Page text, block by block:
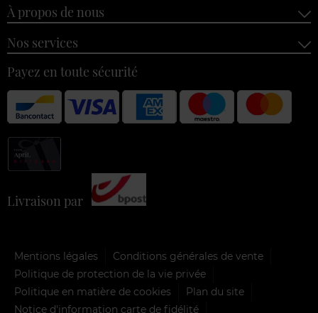
À propos de nous
Nos services
Payez en toute sécurité
Livraison par
Mentions légales
Conditions générales de vente
Politique de protection de la vie privée
Politique en matière de cookies
Plan du site
Notice d'information carte de fidélité